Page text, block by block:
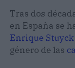
Tras dos
en España se
Enrique Stuyck
género de las